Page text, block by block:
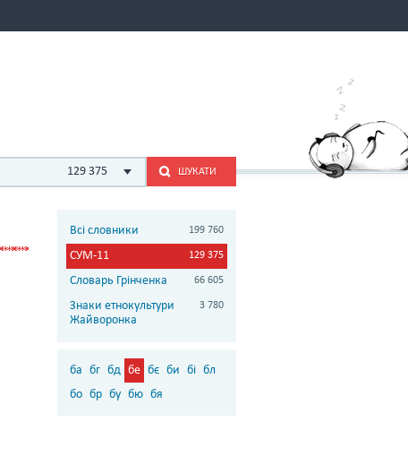
129 375 ШУКАТИ
Всі словники 199 760
СУМ-11 129 375
Словарь Грінченка 66 605
Знаки етнокультури
Жайворонка
3 780
ба бг бд бе бє би бі бл
бо бр бу бю бя